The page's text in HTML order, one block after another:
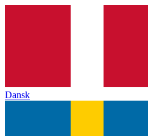
Dansk